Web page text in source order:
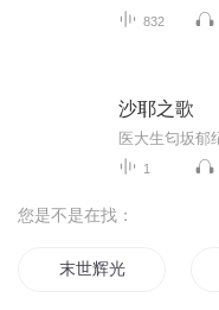
832
沙耶之歌
1
您是不是在找：
末世辉光